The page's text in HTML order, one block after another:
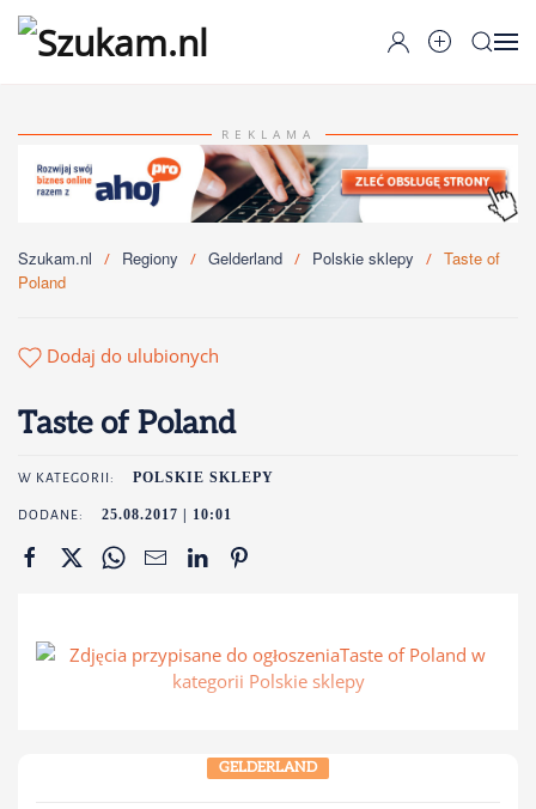
Przejdź do głównej treści
REKLAMA
Szukam.nl Regiony Gelderland Polskie sklepy
Taste of
Poland
Dodaj do ulubionych
Taste of Poland
W KATEGORII: POLSKIE SKLEPY
DODANE: 25.08.2017 | 10:01
GELDERLAND